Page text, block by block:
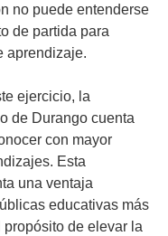
no puede entenderse
de partida para
aprendizaje.
ejercicio, la
de Durango cuenta
con mayor
Esta
una ventaja
educativas más
de elevar la